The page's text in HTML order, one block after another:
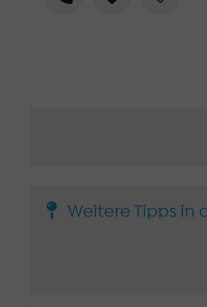
Weitere Tipps in